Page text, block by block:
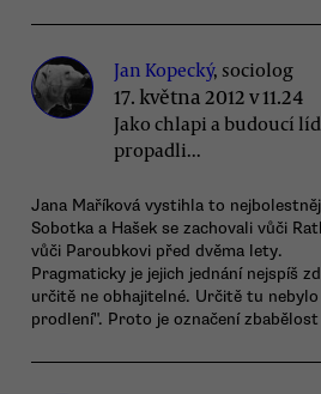
Jan Kopecký, sociolog
17. května 2012 v 11.24
Jako chlapi a budoucí
propadli...
Jana Maříková vystihla to
Sobotka a Hašek se zachovali vůči
vůči Paroubkovi před dvěma lety.
Pragmaticky je jejich jednání nejspíš
určitě ne obhajitelné. Určitě tu nebylo
prodlení". Proto je označení